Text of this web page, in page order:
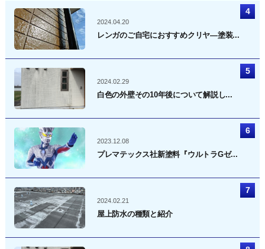
2024.04.20
レンガのご自宅におすすめクリヤ―塗装...
2024.02.29
白色の外壁その10年後について解説し...
2023.12.08
プレマテックス社新塗料『ウルトラGゼ...
2024.02.21
屋上防水の種類と紹介